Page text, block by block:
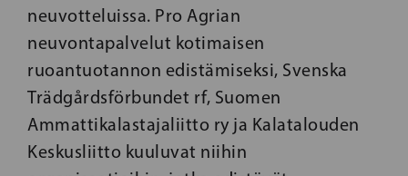
neuvotteluissa. Pro Agrian
neuvontapalvelut kotimaisen
ruoantuotannon edistämiseksi, Svenska
Trädgårdsförbundet rf, Suomen
Ammattikalastajaliitto ry ja Kalatalouden
Keskusliitto kuuluvat niihin